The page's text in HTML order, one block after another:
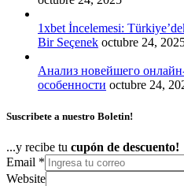
1xbet İncelemesi:
Bir Seçenek octubre 24,
Анализ новейшего
особенности octubre 24,
Suscribete a nuestro Boletin!
...y recibe tu cupón de descuento!
Email *
Website